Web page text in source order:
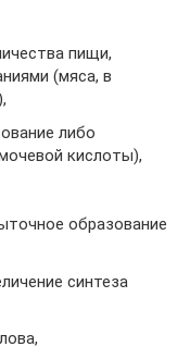
пищи,
(мяса, в
либо
кислоты),
образование
синтеза